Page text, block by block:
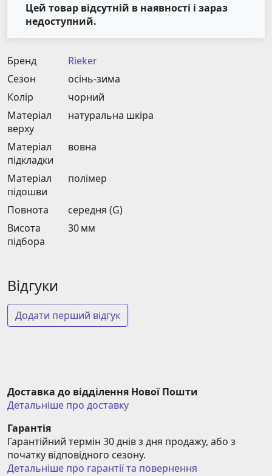
Цей товар відсутній в наявності і зараз
недоступний.
Бренд
Rieker
Сезон
осінь-зима
Колір
чорний
Матеріал
верху
натуральна шкіра
Матеріал
підкладки
вовна
Матеріал
підошви
полімер
Повнота
середня (G)
Висота
підбора
30 мм
Відгуки
Додати перший відгук
Доставка до відділення Нової Пошти
Детальніше про доставку
Гарантія
Гарантійний термін 30 днів з дня продажу, або з
початку відповідного сезону.
Детальніше про гарантії та повернення